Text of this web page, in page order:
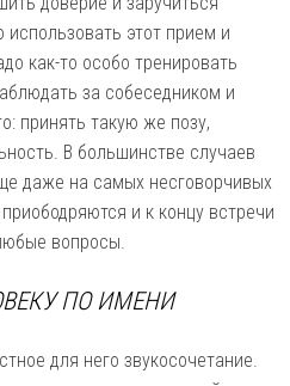
этот прием и
как-то особо тренировать
за собеседником и
принять такую же позу,
В большинстве случаев
даже на самых несговорчивых
и к концу встречи
вопросы.
ПО ИМЕНИ
для него звукосочетание.